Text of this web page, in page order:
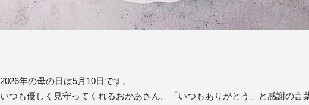
2026年の母の日は5月10日です。
いつも優しく見守ってくれるおかあさん。「いつもありがとう」と感謝の言